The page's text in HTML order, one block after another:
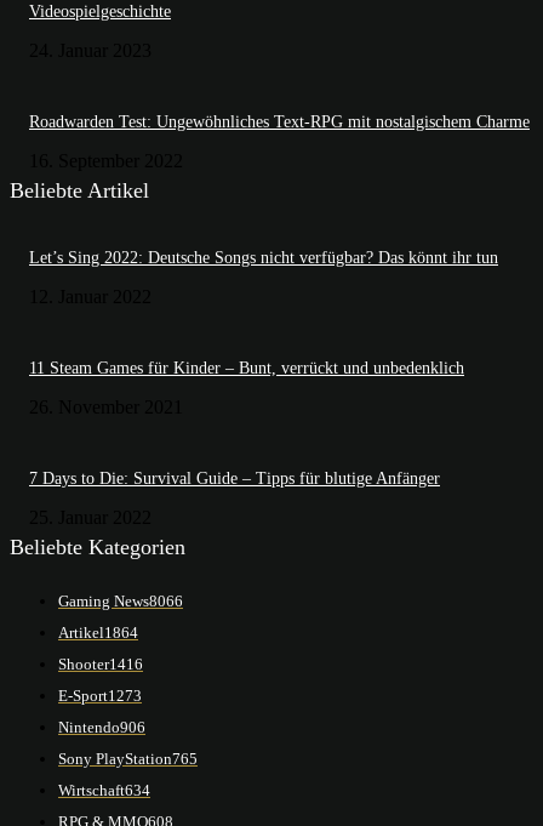
Videospielgeschichte
Roadwarden Test: Ungewöhnliches Text-RPG mit nostalgischem Charme
Beliebte Artikel
Let’s Sing 2022: Deutsche Songs nicht verfügbar? Das könnt ihr tun
11 Steam Games für Kinder – Bunt, verrückt und unbedenklich
7 Days to Die: Survival Guide – Tipps für blutige Anfänger
Beliebte Kategorien
Gaming News8066
Artikel1864
Shooter1416
E-Sport1273
Nintendo906
Sony PlayStation765
Wirtschaft634
RPG & MMO608